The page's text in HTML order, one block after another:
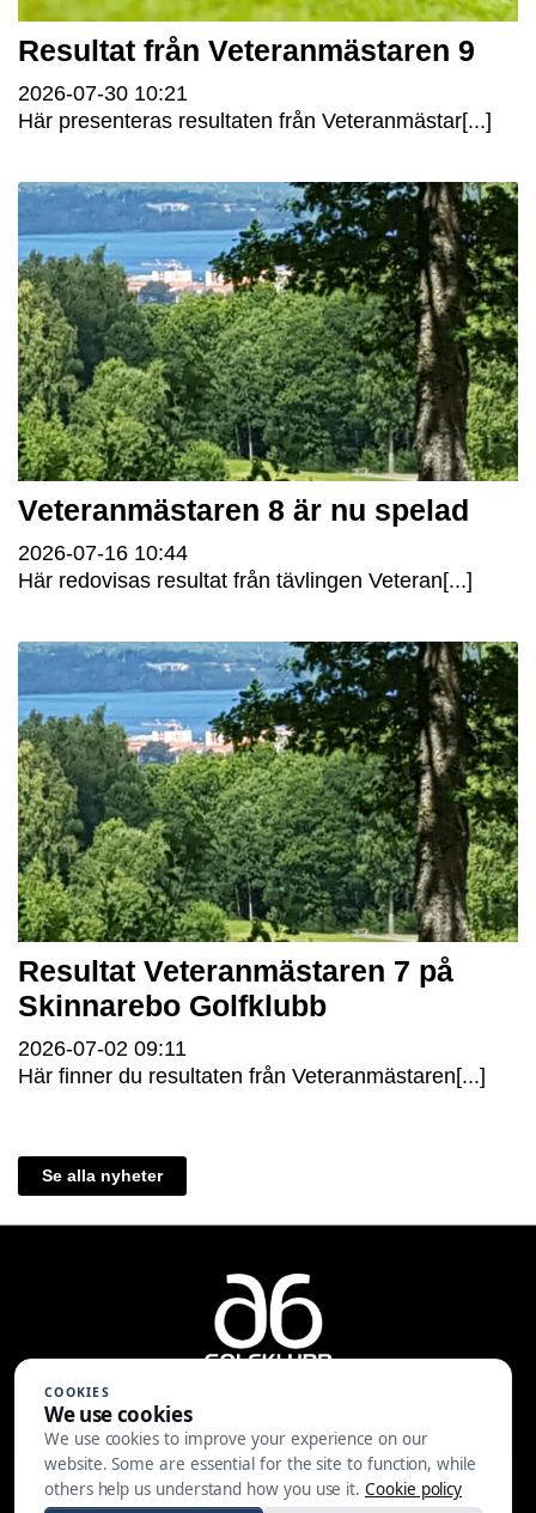
Resultat från Veteranmästaren 9
2026-07-30 10:21
Här presenteras resultaten från Veteranmästar[...]
Veteranmästaren 8 är nu spelad
2026-07-16 10:44
Här redovisas resultat från tävlingen Veteran[...]
Resultat Veteranmästaren 7 på
Skinnarebo Golfklubb
2026-07-02 09:11
Här finner du resultaten från Veteranmästaren[...]
Se alla nyheter
A6 Golfklubb | Centralvägen 37 |
553 05 JÖNKÖPING | 036-30 81 30
COOKIES
We use cookies
We use cookies to improve your experience on our
website. Some are essential for the site to function, while
others help us understand how you use it. Cookie policy